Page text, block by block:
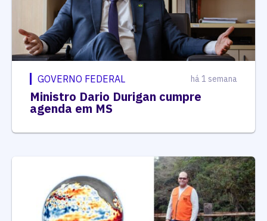
GOVERNO FEDERAL há 1 semana
Ministro Dario Durigan cumpre
agenda em MS